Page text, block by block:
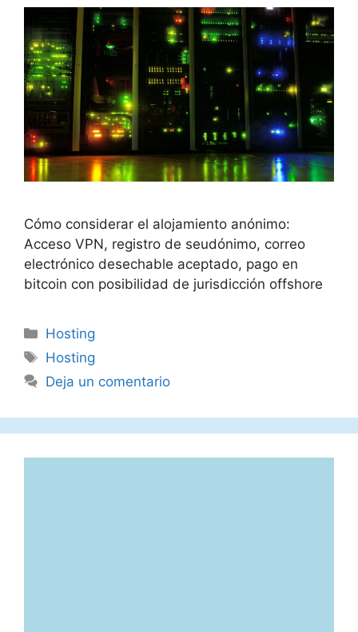
Cómo considerar el alojamiento anónimo:
Acceso VPN, registro de seudónimo, correo
electrónico desechable aceptado, pago en
bitcoin con posibilidad de jurisdicción offshore
Categorías
Hosting
Etiquetas
Hosting
Deja un comentario